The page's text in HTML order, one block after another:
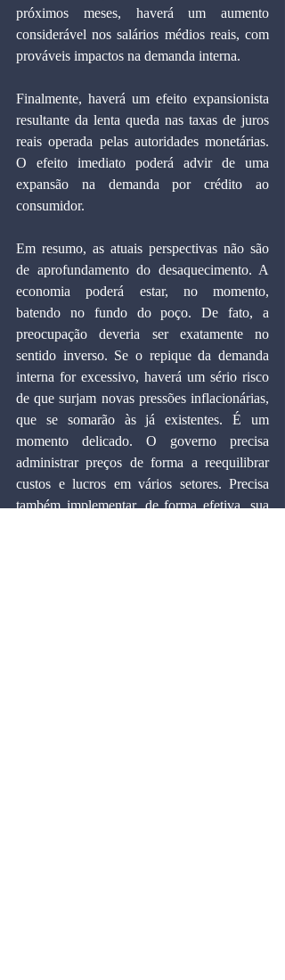
próximos meses, haverá um aumento
considerável nos salários médios reais, com
prováveis impactos na demanda interna.
Finalmente, haverá um efeito expansionista
resultante da lenta queda nas taxas de juros
reais operada pelas autoridades monetárias.
O efeito imediato poderá advir de uma
expansão na demanda por crédito ao
consumidor.
Em resumo, as atuais perspectivas não são
de aprofundamento do desaquecimento. A
economia poderá estar, no momento,
batendo no fundo do poço. De fato, a
preocupação deveria ser exatamente no
sentido inverso. Se o repique da demanda
interna for excessivo, haverá um sério risco
de que surjam novas pressões inflacionárias,
que se somarão às já existentes. É um
momento delicado. O governo precisa
administrar preços de forma a reequilibrar
custos e lucros em vários setores. Precisa
também implementar, de forma efetiva, sua